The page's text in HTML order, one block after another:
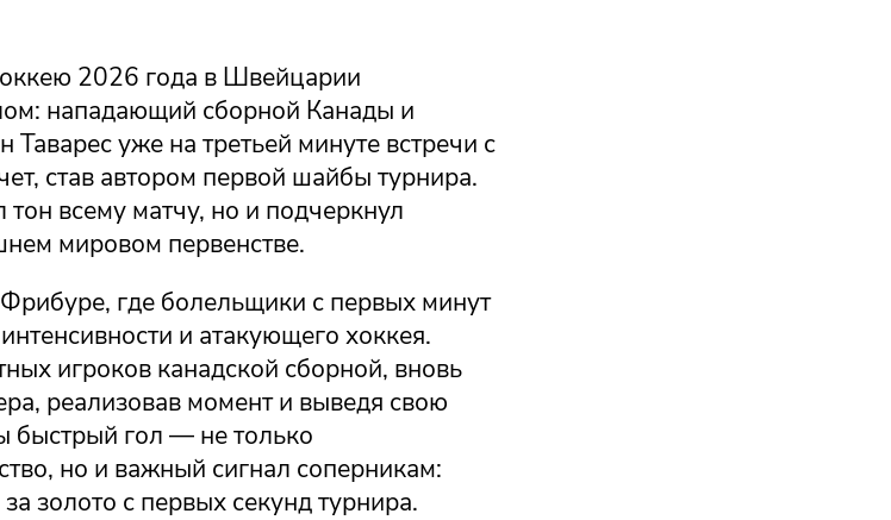
2026 года в Швейцарии
нападающий сборной Канады и
уже на третьей минуте встречи с
став автором первой шайбы турнира.
тон всему матчу, но и подчеркнул
мировом первенстве.
где болельщики с первых минут
и атакующего хоккея.
игроков канадской сборной, вновь
реализовав момент и выведя свою
быстрый гол — не только
но и важный сигнал соперникам:
золото с первых секунд турнира.